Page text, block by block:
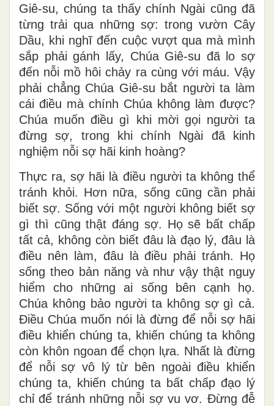
Giê-su, chúng ta thấy chính Ngài cũng đã
từng trải qua những sợ: trong vườn Cây
Dầu, khi nghĩ đến cuộc vượt qua mà mình
sắp phải gánh lấy, Chúa Giê-su đã lo sợ
đến nỗi mồ hôi chảy ra cùng với máu. Vậy
phải chẳng Chúa Giê-su bắt người ta làm
cái điều mà chính Chúa không làm được?
Chúa muốn điều gì khi mời gọi người ta
đừng sợ, trong khi chính Ngài đã kinh
nghiệm nỗi sợ hãi kinh hoàng?
Thực ra, sợ hãi là điều người ta không thể
tránh khỏi. Hơn nữa, sống cũng cần phải
biết sợ. Sống với một người không biết sợ
gì thì cũng thật đáng sợ. Họ sẽ bất chấp
tất cả, không còn biết đâu là đạo lý, đâu là
điều nên làm, đâu là điều phải tránh. Họ
sống theo bản năng và như vậy thật nguy
hiểm cho những ai sống bên cạnh họ.
Chúa không bảo người ta không sợ gì cả.
Điều Chúa muốn nói là đừng để nỗi sợ hãi
điều khiển chúng ta, khiến chúng ta không
còn khôn ngoan để chọn lựa. Nhất là đừng
để nỗi sợ vô lý từ bên ngoài điều khiển
chúng ta, khiến chúng ta bất chấp đạo lý
chỉ để tránh những nỗi sợ vu vơ. Đừng đễ